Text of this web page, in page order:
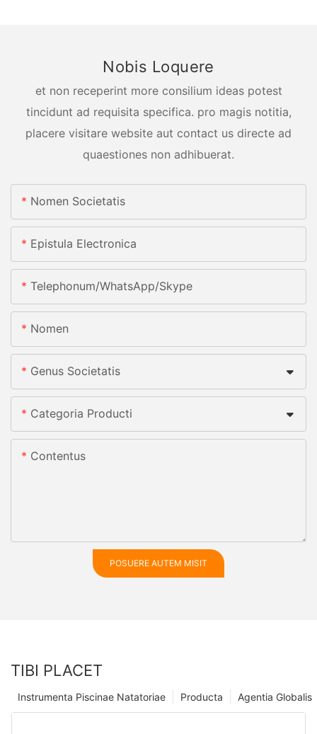
Nobis Loquere
et non receperint more consilium ideas potest
tincidunt ad requisita specifica. pro magis notitia,
placere visitare website aut contact us directe ad
quaestiones non adhibuerat.
Nomen Societatis
Epistula Electronica
Telephonum/whatsApp/skype
Nomen
Genus Societatis
Categoria Producti
Contentus
POSUERE AUTEM MISIT
TIBI PLACET
Agentia Globalis
Producta
Instrumenta Piscinae Natatoriae